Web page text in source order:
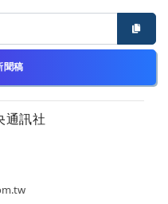
聞稿
通訊社